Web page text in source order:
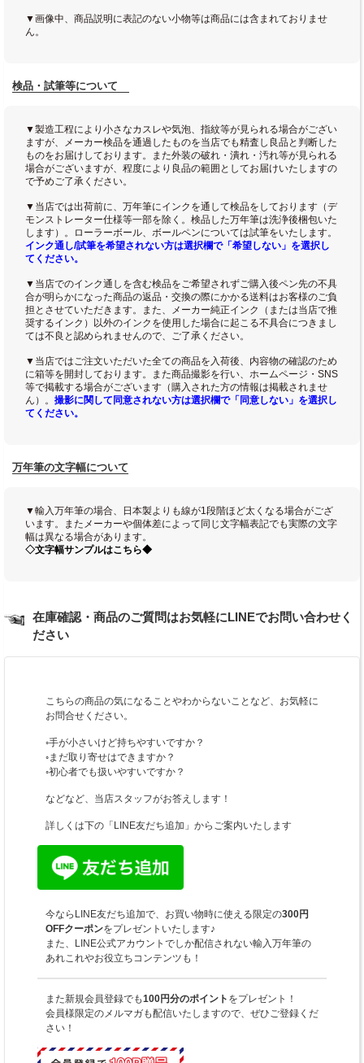
▼画像中、商品説明に表記のない小物等は商品には含まれておりませ
ん。
検品・試筆等について
▼製造工程により小さなカスレや気泡、指紋等が見られる場合がござい
ますが、メーカー検品を通過したものを当店でも精査し良品と判断した
ものをお届けしております。また外装の破れ・潰れ・汚れ等が見られる
場合がございますが、程度により良品の範囲としてお届けいたしますの
で予めご了承ください。
▼当店では出荷前に、万年筆にインクを通して検品をしております（デ
モンストレーター仕様等一部を除く。検品した万年筆は洗浄後梱包いた
します）。ローラーボール、ボールペンについては試筆をいたします。
インク通し/試筆を希望されない方は選択欄で「希望しない」を選択し
てください。
▼当店でのインク通しを含む検品をご希望されずご購入後ペン先の不具
合が明らかになった商品の返品・交換の際にかかる送料はお客様のご負
担とさせていただきます。また、メーカー純正インク（または当店で推
奨するインク）以外のインクを使用した場合に起こる不具合につきまし
ては不良と認められませんので、ご了承ください。
▼当店ではご注文いただいた全ての商品を入荷後、内容物の確認のため
に箱等を開封しております。また商品撮影を行い、ホームページ・SNS
等で掲載する場合がございます（購入された方の情報は掲載されませ
ん）。 撮影に関して同意されない方は選択欄で「同意しない」を選択し
てください。
万年筆の文字幅について
▼輸入万年筆の場合、日本製よりも線が1段階ほど太くなる場合がござ
います。またメーカーや個体差によって同じ文字幅表記でも実際の文字
幅は異なる場合があります。
◇文字幅サンプルはこちら◆
在庫確認・商品のご質問はお気軽にLINEでお問い合わせく
ださい
こちらの商品の気になることやわからないことなど、お気軽に
お問合せください。
◦手が小さいけど持ちやすいですか？
◦まだ取り寄せはできますか？
◦初心者でも扱いやすいですか？
などなど、当店スタッフがお答えします！
詳しくは下の「LINE友だち追加」からご案内いたします
今ならLINE友だち追加で、お買い物時に使える限定の300円
OFFクーポンをプレゼントいたします♪
また、LINE公式アカウントでしか配信されない輸入万年筆の
あれこれやお役立ちコンテンツも！
また新規会員登録でも100円分のポイント をプレゼント！
会員様限定のメルマガも配信いたしますので、ぜひご登録くだ
さい！